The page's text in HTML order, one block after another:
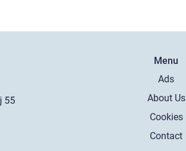
Menu
Ads
About Us
Cookies
Contact